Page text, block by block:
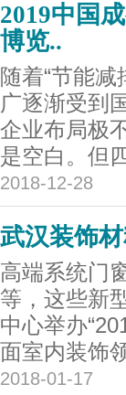
2019中国
博览..
随着“节能
广逐渐受到
企业布局极
是空白。但
2018-12-28
武汉装饰
高端系统门
等，这些新
中心举办
面室内装饰
2018-01-17